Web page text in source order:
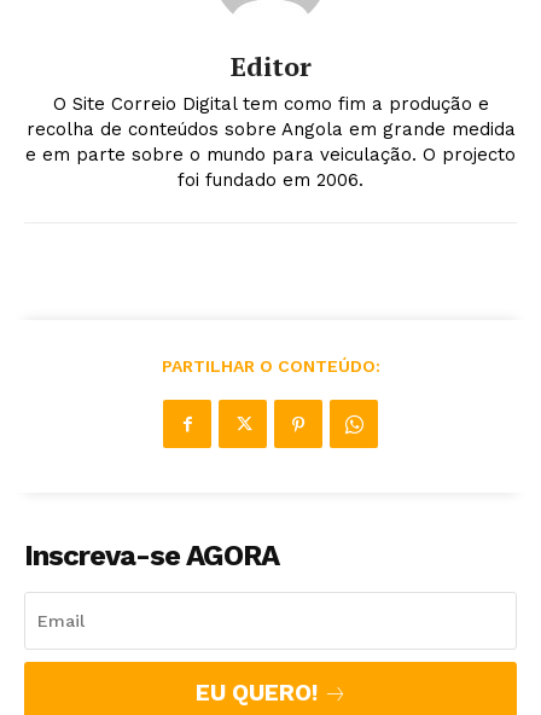
Editor
O Site Correio Digital tem como fim a produção e
recolha de conteúdos sobre Angola em grande medida
e em parte sobre o mundo para veiculação. O projecto
foi fundado em 2006.
PARTILHAR O CONTEÚDO:
Inscreva-se AGORA
EU QUERO!